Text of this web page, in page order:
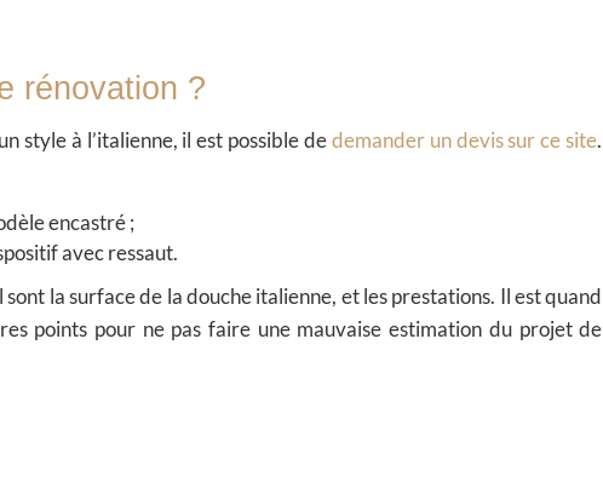
rénovation ?
style à l’italienne, il est possible dedemander un devis sur ce site.
encastré ;
avec ressaut.
la surface de la douche italienne, et les prestations. Il est quand
points pour ne pas faire une mauvaise estimation du projet de